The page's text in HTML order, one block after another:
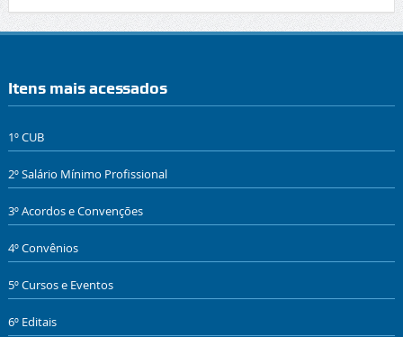
Itens mais acessados
1º CUB
2º Salário Mínimo Profissional
3º Acordos e Convenções
4º Convênios
5º Cursos e Eventos
6º Editais